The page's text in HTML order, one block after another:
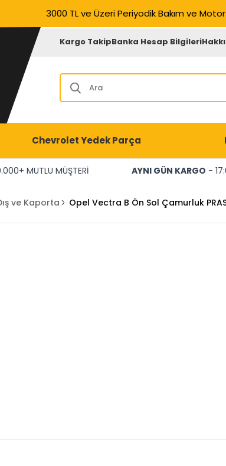
3000 TL ve Üzeri Periyodik Bakım ve
Kargo TakipBanka Hesap Bilgileri
Chevrolet Yedek Parça
MUTLU MÜŞTERİ AYNI GÜN KARGO -
ve Kaporta Opel Vectra B Ön Sol Çamurluk